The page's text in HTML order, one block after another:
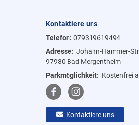
Kontaktiere uns
Telefon: 079319619494
Adresse: Johann-Hammer-
97980 Bad Mergentheim
Parkmöglichkeit: Kostenfrei
Kontaktiere uns